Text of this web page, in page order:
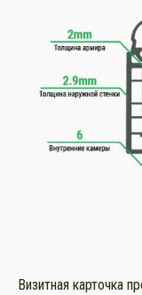
Визитная карточка